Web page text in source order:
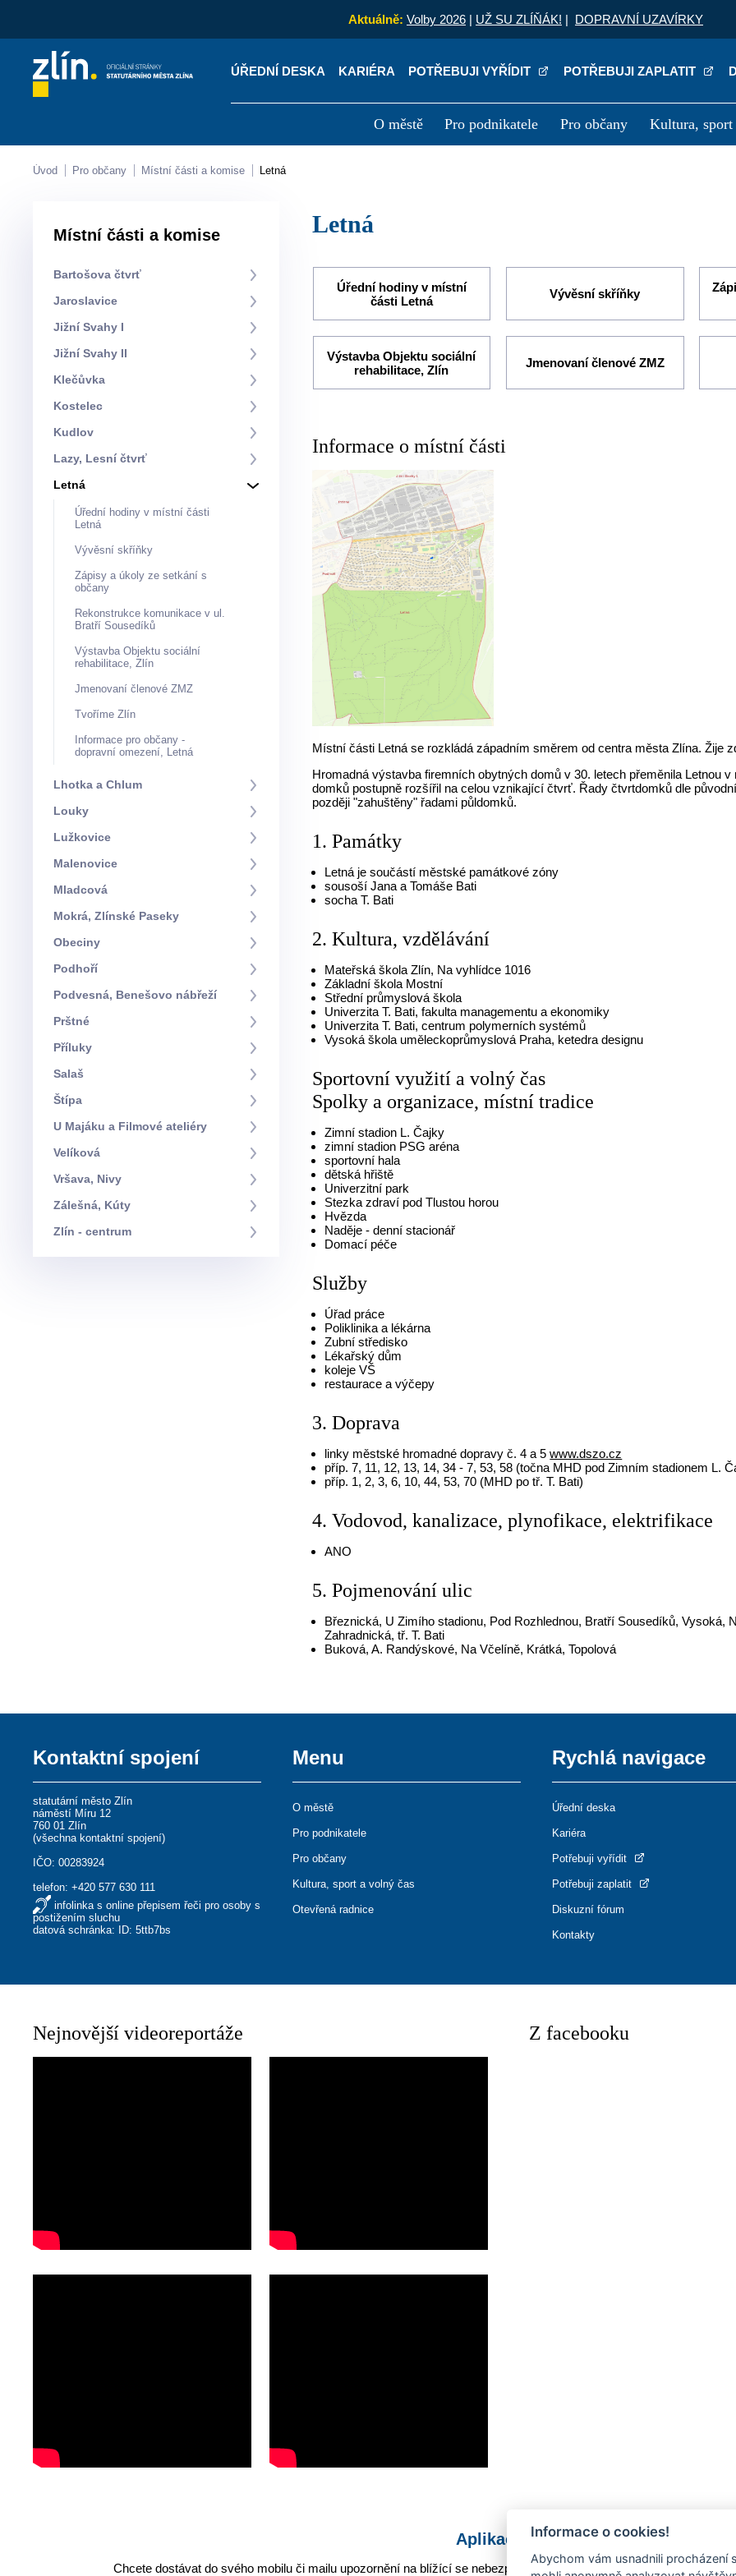
Aktuálně: Volby 2026 | UŽ SU ZLÍŇÁK! | DOPRAVNÍ UZAVÍRKY
ÚŘEDNÍ DESKA KARIÉRA POTŘEBUJI VYŘÍDIT POTŘEBUJI ZAPLATIT
O městě Pro podnikatele Pro občany Kultura, sport
Kontakty
Úvod Pro občany Místní části a komise Letná
Místní části a komise
Bartošova čtvrť
Jaroslavice
Jižní Svahy I
Jižní Svahy II
Klečůvka
Kostelec
Kudlov
Lazy, Lesní čtvrť
Letná
Úřední hodiny v místní části
Letná
Vývěsní skříňky
Zápisy a úkoly ze setkání s
občany
Rekonstrukce komunikace v ul.
Bratří Sousedíků
Výstavba Objektu sociální
rehabilitace, Zlín
Jmenovaní členové ZMZ
Tvoříme Zlín
dopravní omezení, Letná
Lhotka a Chlum
Louky
Lužkovice
Malenovice
Mladcová
Mokrá, Zlínské Paseky
Obeciny
Podhoří
Podvesná, Benešovo nábřeží
Prštné
Příluky
Salaš
Štípa
U Majáku a Filmové ateliéry
Velíková
Vršava, Nivy
Zálešná, Kúty
Zlín - centrum
Letná
Úřední hodiny v místní
části Letná
Vývěsní skříňky
Výstavba Objektu sociální
rehabilitace, Zlín
Jmenovaní členové ZMZ
Informace o místní části
Místní části Letná se rozkládá západním směrem od centra města Zlína. Žije
Hromadná výstavba firemních obytných domů v 30. letech přeměnila Letnou
domků postupně rozšířil na celou vznikající čtvrť. Řady čtvrtdomků dle
později "zahuštěny" řadami půldomků.
1. Památky
Letná je součástí městské památkové zóny
sousoší Jana a Tomáše Bati
socha T. Bati
2. Kultura, vzdělávání
Mateřská škola Zlín, Na vyhlídce 1016
Základní škola Mostní
Střední průmyslová škola
Univerzita T. Bati, fakulta managementu a ekonomiky
Univerzita T. Bati, centrum polymerních systémů
Vysoká škola uměleckoprůmyslová Praha, ketedra designu
Sportovní využití a volný čas
Spolky a organizace, místní tradice
Zimní stadion L. Čajky
zimní stadion PSG aréna
sportovní hala
dětská hřiště
Univerzitní park
Stezka zdraví pod Tlustou horou
Hvězda
Naděje - denní stacionář
Domací péče
Služby
Úřad práce
Poliklinika a lékárna
Zubní středisko
Lékařský dům
koleje VŠ
restaurace a výčepy
3. Doprava
linky městské hromadné dopravy č. 4 a 5www.dszo.cz
příp. 7, 11, 12, 13, 14, 34 - 7, 53, 58 (točna MHD pod Zimním stadionem L.
příp. 1, 2, 3, 6, 10, 44, 53, 70 (MHD po tř. T. Bati)
4. Vodovod, kanalizace, plynofikace, elektrifikace
ANO
5. Pojmenování ulic
Březnická, U Zimího stadionu, Pod Rozhlednou, Bratří Sousedíků, Vysoká,
Zahradnická, tř. T. Bati
Buková, A. Randýskové, Na Včelíně, Krátká, Topolová
Kontaktní spojení
statutární město Zlín
náměstí Míru 12
760 01 Zlín
(všechna kontaktní spojení)
IČO: 00283924
telefon:+420 577 630 111
infolinka s online přepisem řeči pro osoby s
postižením sluchu
datová schránka: ID: 5ttb7bs
Menu
O městě
Pro podnikatele
Pro občany
Kultura, sport a volný čas
Otevřená radnice
Rychlá navigace
Úřední deska
Kariéra
Potřebuji vyřídit
Potřebuji zaplatit
Diskuzní fórum
Kontakty
Nejnovější videoreportáže Z facebooku
Aplikace Mobilní rozhlas
Chcete dostávat do svého mobilu či mailu upozornění na blížící se nebezpečí, odstávky, poruchy a výpadky
Informace o cookies!
Abychom vám usnadnili procházení